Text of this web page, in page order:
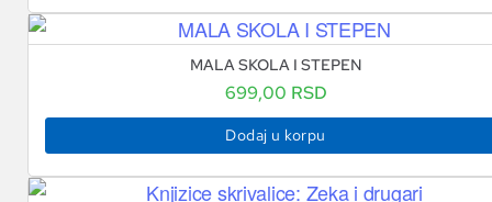
MALA SKOLA I STEPEN
699,00 RSD
Dodaj u korpu